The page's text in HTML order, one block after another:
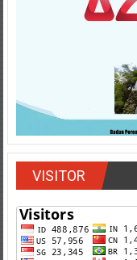
VISITOR